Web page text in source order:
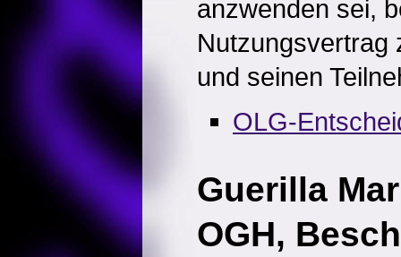
anzwenden sei,
Nutzungsvertrag
und seinen
OLG-
Guerilla
OGH,